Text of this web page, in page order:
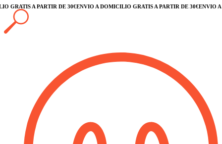
A PARTIR DE 30€ ENVÍO A DOMICILIO GRATIS A PARTIR DE 30€ ENVÍO A